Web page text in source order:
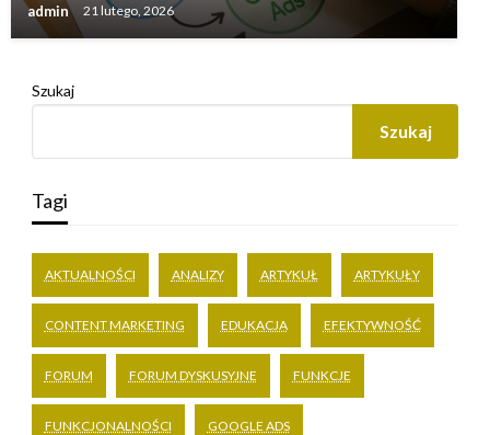
admin 21 lutego, 2026
Szukaj
Szukaj
Tagi
AKTUALNOŚCI ANALIZY ARTYKUŁ ARTYKUŁY
CONTENT MARKETING EDUKACJA EFEKTYWNOŚĆ
FORUM FORUM DYSKUSYJNE FUNKCJE
FUNKCJONALNOŚCI GOOGLE ADS